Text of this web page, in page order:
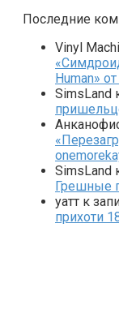
Последние
Vinyl
Human»
SimsLand
SimsLand
Грешные
yaтт к
прихоти